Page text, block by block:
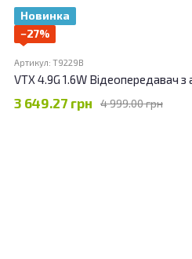
Новинка
−27%
Артикул: T9229B
VTX 4.9G 1.6W Відеопередавач
4 999.00 грн
3 649.27 грн